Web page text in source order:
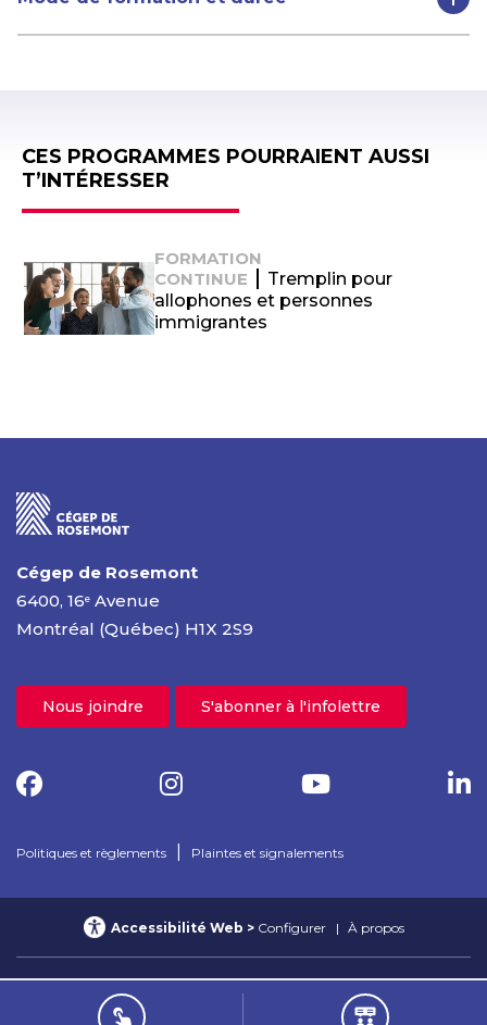
CES PROGRAMMES POURRAIENT AUSSI
T’INTÉRESSER
FORMATION
CONTINUE
Tremplin pour
allophones et personnes
immigrantes
Cégep de Rosemont
6400, 16e Avenue
Montréal (Québec) H1X 2S9
Nous joindre S'abonner à l'infolettre
Politiques et règlements Plaintes et signalements
Accessibilité Web Configurer À propos